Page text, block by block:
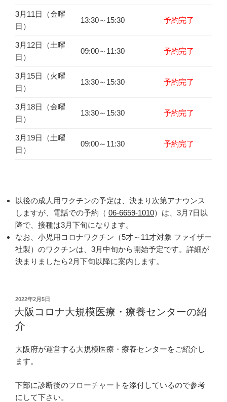
3月11日（金曜
日）
13:30～15:30 予約完了
3月12日（土曜
日）
09:00～11:30 予約完了
3月15日（火曜
日）
13:30～15:30 予約完了
3月18日（金曜
日）
13:30～15:30 予約完了
3月19日（土曜
日）
09:00～11:30 予約完了
以後の成人用ワクチンの予定は、決まり次第アナウンス
しますが、電話での予約（ 06-6659-1010）は、3月7日以
降で、接種は3月下旬になります。
なお、小児用コロナワクチン（5才～11才対象 ファイザー
社製）のワクチンは、3月中旬から開始予定です。詳細が
決まりましたら2月下旬以降に案内します。
投
稿
日:
2022年2月5日
大阪コロナ大規模医療・療養センターの紹
介
大阪府が運営する大規模医療・療養センターをご紹介し
ます。
下部に診断後のフローチャートを添付しているので参考
にして下さい。